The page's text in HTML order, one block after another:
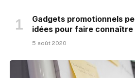
Gadgets promotionnels
idées pour faire
5 août 2020